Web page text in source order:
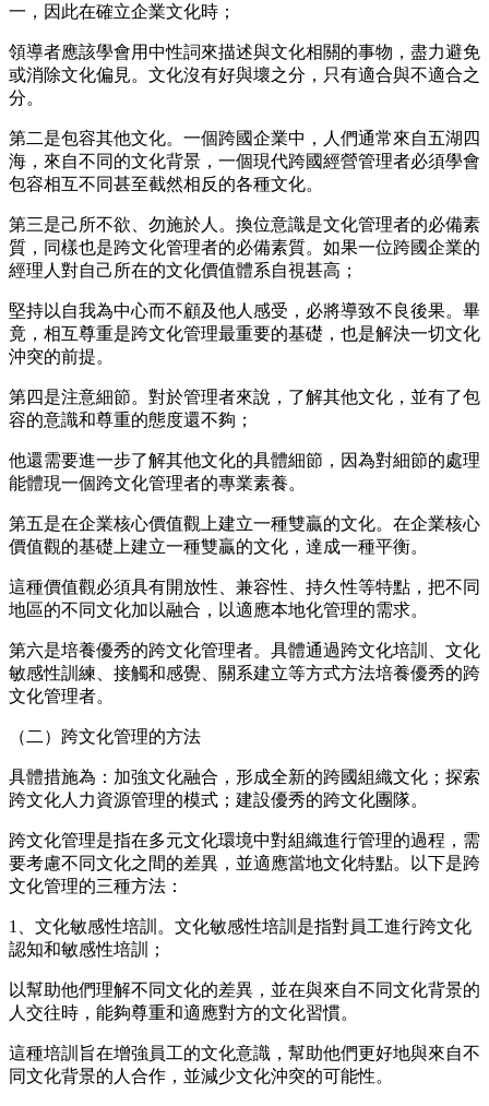
一，因此在確立企業文化時；
領導者應該學會用中性詞來描述與文化相關的事物，盡力避免
或消除文化偏見。文化沒有好與壞之分，只有適合與不適合之
分。
第二是包容其他文化。一個跨國企業中，人們通常來自五湖四
海，來自不同的文化背景，一個現代跨國經營管理者必須學會
包容相互不同甚至截然相反的各種文化。
第三是己所不欲、勿施於人。換位意識是文化管理者的必備素
質，同樣也是跨文化管理者的必備素質。如果一位跨國企業的
經理人對自己所在的文化價值體系自視甚高 ；
堅持以自我為中心而不顧及他人感受，必將導致不良後果。畢
竟，相互尊重是跨文化管理最重要的基礎，也是解決一切文化
沖突的前提。
第四是注意細節。對於管理者來說，了解其他文化，並有了包
容的意識和尊重的態度還不夠；
他還需要進一步了解其他文化的具體細節，因為對細節的處理
能體現一個跨文化管理者的專業素養。
第五是在企業核心價值觀上建立一種雙贏的文化。在企業核心
價值觀的基礎上建立一種雙贏的文化，達成一種平衡。
這種價值觀必須具有開放性、兼容性、持久性等特點，把不同
地區的不同文化加以融合，以適應本地化管理的需求。
第六是培養優秀的跨文化管理者。具體通過跨文化培訓、文化
敏感性訓練、接觸和感覺、關系建立等方式方法培養優秀的跨
文化管理者。
（二）跨文化管理的方法
具體措施為：加強文化融合，形成全新的跨國組織文化；探索
跨文化人力資源管理的模式；建設優秀的跨文化團隊。
跨文化管理是指在多元文化環境中對組織進行管理的過程 ， 需
要考慮不同文化之間的差異 ， 並適應當地文化特點。以下是跨
文化管理的三種方法 ：
1、文化敏感性培訓。文化敏感性培訓是指對員工進行跨文化
認知和敏感性培訓；
以幫助他們理解不同文化的差異 ， 並在與來自不同文化背景的
人交往時 ， 能夠尊重和適應對方的文化習慣。
這種培訓旨在增強 員工的文化意識 ， 幫助他們更好地與來自不
同文化背景的人合作 ， 並減少文化沖突的可能性。